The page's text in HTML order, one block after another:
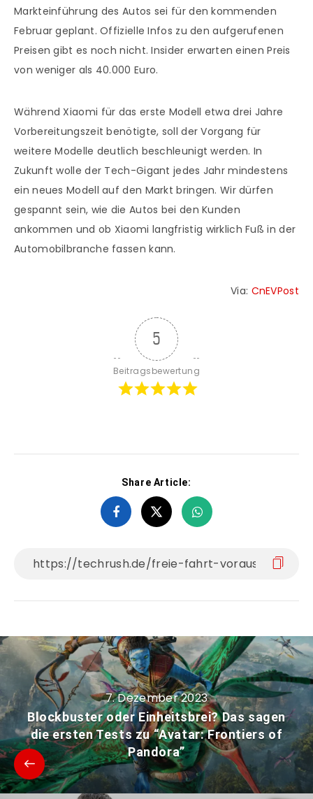
Markteinführung des Autos sei für den kommenden
Februar geplant. Offizielle Infos zu den aufgerufenen
Preisen gibt es noch nicht. Insider erwarten einen Preis
von weniger als 40.000 Euro.
Während Xiaomi für das erste Modell etwa drei Jahre
Vorbereitungszeit benötigte, soll der Vorgang für
weitere Modelle deutlich beschleunigt werden. In
Zukunft wolle der Tech-Gigant jedes Jahr mindestens
ein neues Modell auf den Markt bringen. Wir dürfen
gespannt sein, wie die Autos bei den Kunden
ankommen und ob Xiaomi langfristig wirklich Fuß in der
Automobilbranche fassen kann.
Via: CnEVPost
5
Beitragsbewertung
Share Article:
7. Dezember 2023
Blockbuster oder Einheitsbrei? Das sagen
die ersten Tests zu “Avatar: Frontiers of
Pandora”